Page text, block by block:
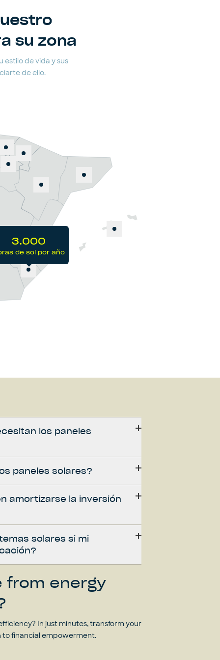
su zona
estilo de vida y sus
de ello.
los paneles
paneles solares?
amortizarse la inversión
solares si mi
from energy
In just minutes, transform your
to financial empowerment.
3.000
de sol por año
año